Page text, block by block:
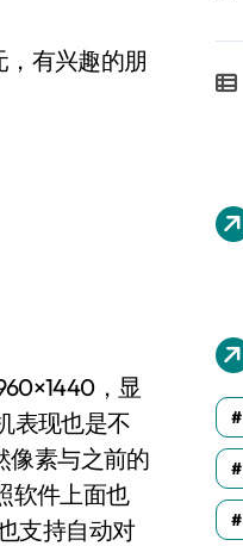
，有兴趣的朋
，显
表现也是不
像素与之前的
软件上面也
支持自动对